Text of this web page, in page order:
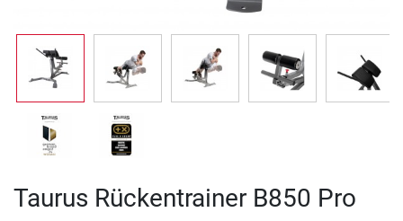
Taurus Rückentrainer B850 Pro